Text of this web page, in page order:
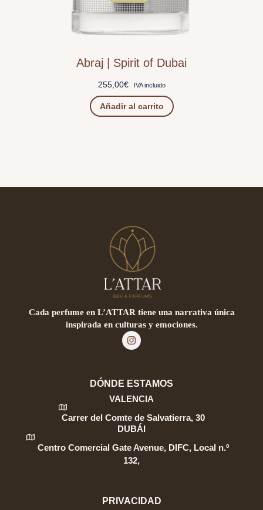
Abraj | Spirit of Dubai
255,00€ IVA incluido
Añadir al carrito
Cada perfume en L’ATTAR tiene una narrativa única
inspirada en culturas y emociones.
DÓNDE ESTAMOS
VALENCIA
Carrer del Comte de Salvatierra, 30
DUBÁI
Centro Comercial Gate Avenue, DIFC, Local n.º
132,
PRIVACIDAD